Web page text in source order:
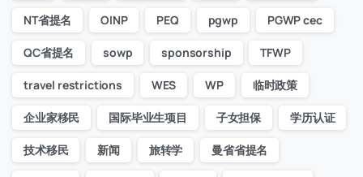
NT省提名 OINP PEQ pgwp PGWP cec
QC省提名 sowp sponsorship TFWP
travel restrictions WES WP 临时政策
企业家移民 国际毕业生项目 子女担保 学历认证
技术移民 新闻 旅转学 曼省省提名